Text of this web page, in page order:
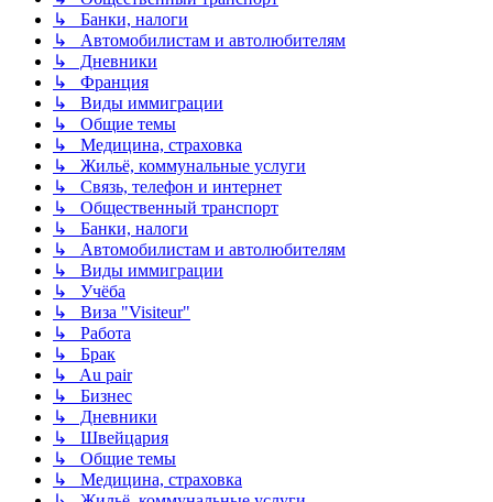
↳ Банки, налоги
↳ Автомобилистам и автолюбителям
↳ Дневники
↳ Франция
↳ Виды иммиграции
↳ Общие темы
↳ Медицина, страховка
↳ Жильё, коммунальные услуги
↳ Связь, телефон и интернет
↳ Общественный транспорт
↳ Банки, налоги
↳ Автомобилистам и автолюбителям
↳ Виды иммиграции
↳ Учёба
↳ Виза "Visiteur"
↳ Работа
↳ Брак
↳ Au pair
↳ Бизнес
↳ Дневники
↳ Швейцария
↳ Общие темы
↳ Медицина, страховка